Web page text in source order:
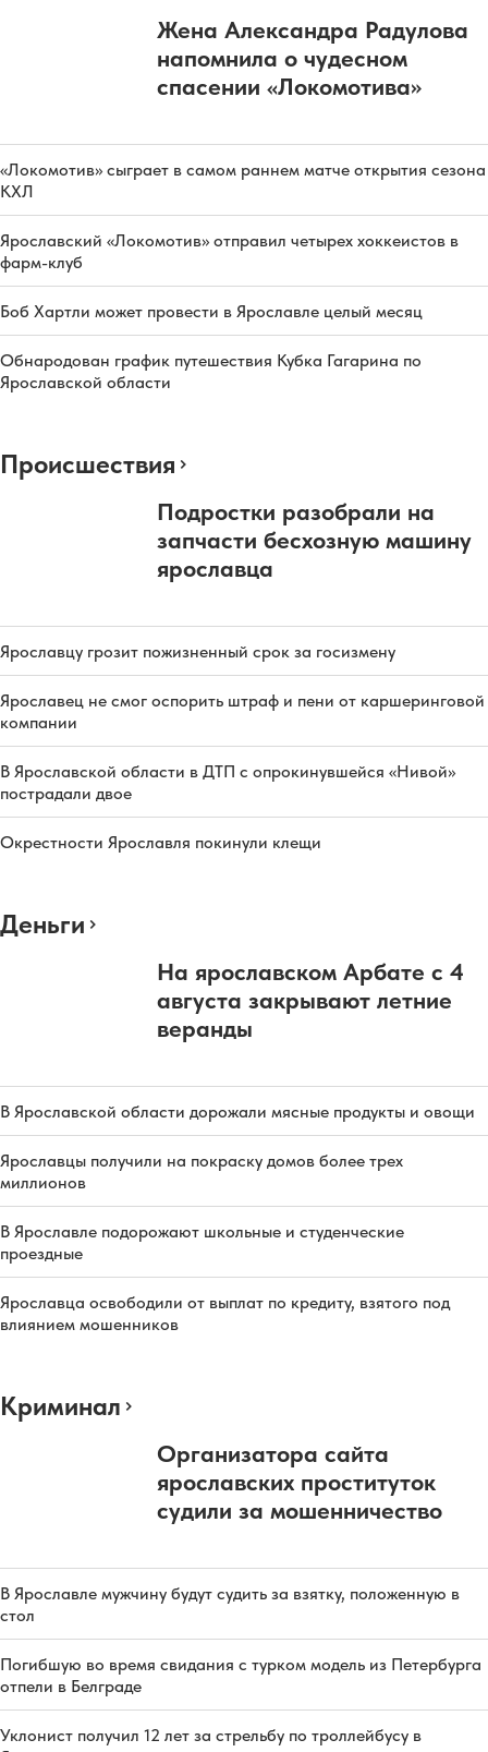
Жена Александра Радулова
напомнила о чудесном
спасении «Локомотива»
«Локомотив» сыграет в самом раннем матче открытия сезона
КХЛ
Ярославский «Локомотив» отправил четырех хоккеистов в
фарм-клуб
Боб Хартли может провести в Ярославле целый месяц
Обнародован график путешествия Кубка Гагарина по
Ярославской области
Происшествия
Подростки разобрали на
запчасти бесхозную машину
ярославца
Ярославцу грозит пожизненный срок за госизмену
Ярославец не смог оспорить штраф и пени от каршеринговой
компании
В Ярославской области в ДТП с опрокинувшейся «Нивой»
пострадали двое
Окрестности Ярославля покинули клещи
Деньги
На ярославском Арбате с 4
августа закрывают летние
веранды
В Ярославской области дорожали мясные продукты и овощи
Ярославцы получили на покраску домов более трех
миллионов
В Ярославле подорожают школьные и студенческие
проездные
Ярославца освободили от выплат по кредиту, взятого под
влиянием мошенников
Криминал
Организатора сайта
ярославских проституток
судили за мошенничество
В Ярославле мужчину будут судить за взятку, положенную в
стол
Погибшую во время свидания с турком модель из Петербурга
отпели в Белграде
Уклонист получил 12 лет за стрельбу по троллейбусу в